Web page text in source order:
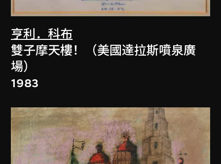
亨利．科布
雙子摩天樓！（美國達拉斯噴泉廣
場）
1983